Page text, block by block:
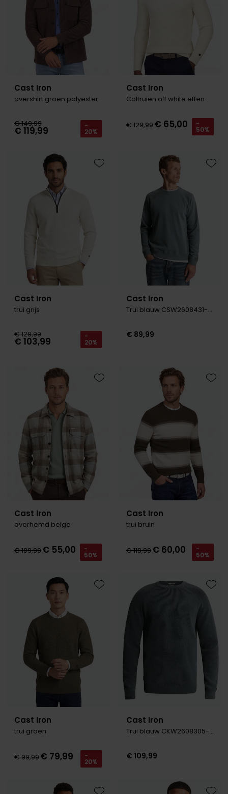
Cast Iron
overshirt groen polyester
€ 149,99
€ 119,99 -
20%
Cast Iron
Coltruien off white effen
€ 129,99€ 65,00 -
50%
Cast Iron
trui grijs
€ 129,99
€ 103,99 -
20%
Toevoegen aan favorieten
Cast Iron
Trui blauw CSW2608431-Blue Mirage
€ 89,99
Cast Iron
overhemd beige
€ 109,99€ 55,00 -
50%
Toevoegen aan favorieten
Cast Iron
trui bruin
€ 119,99€ 60,00 -
50%
Cast Iron
trui groen
€ 99,99€ 79,99 -
20%
Toevoegen aan favorieten
Cast Iron
Trui blauw CKW2608305-Blue Mirage
€ 109,99